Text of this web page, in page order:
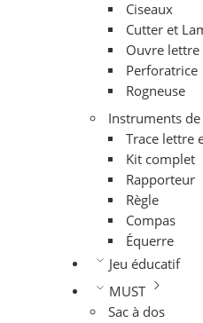
Ciseaux
Cutter et
Ouvre lettre
Perforatrice
Rogneuse
Instruments
Trace lettre
Kit complet
Rapporteur
Règle
Compas
Équerre
Jeu éducatif
MUST
Sac à dos